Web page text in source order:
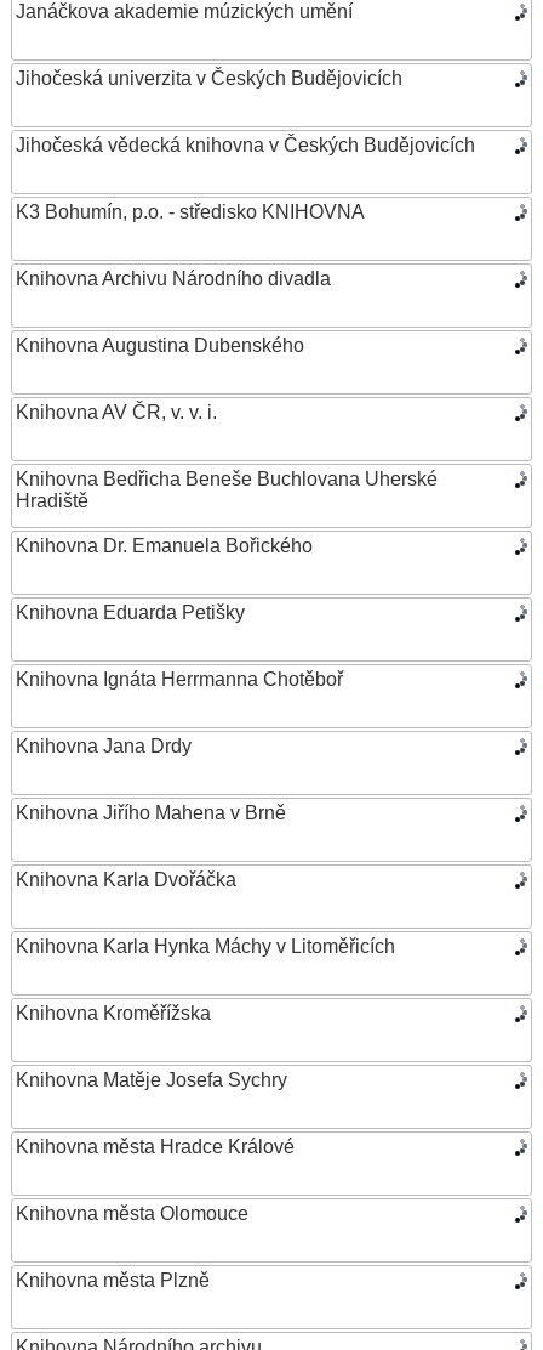
Janáčkova akademie múzických umění
Jihočeská univerzita v Českých Budějovicích
Jihočeská vědecká knihovna v Českých Budějovicích
K3 Bohumín, p.o. - středisko KNIHOVNA
Knihovna Archivu Národního divadla
Knihovna Augustina Dubenského
Knihovna AV ČR, v. v. i.
Knihovna Bedřicha Beneše Buchlovana Uherské
Hradiště
Knihovna Dr. Emanuela Bořického
Knihovna Eduarda Petišky
Knihovna Ignáta Herrmanna Chotěboř
Knihovna Jana Drdy
Knihovna Jiřího Mahena v Brně
Knihovna Karla Dvořáčka
Knihovna Karla Hynka Máchy v Litoměřicích
Knihovna Kroměřížska
Knihovna Matěje Josefa Sychry
Knihovna města Hradce Králové
Knihovna města Olomouce
Knihovna města Plzně